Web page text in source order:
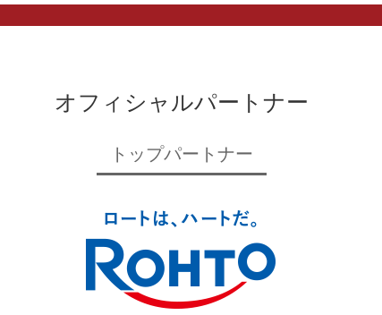
オフィシャルパートナー
トップパートナー